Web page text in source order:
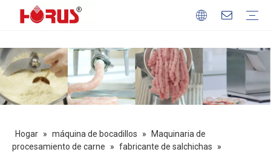
Hogar » máquina de bocadillos »
Maquinaria de
procesamiento de carne
» fabricante de salchichas
»